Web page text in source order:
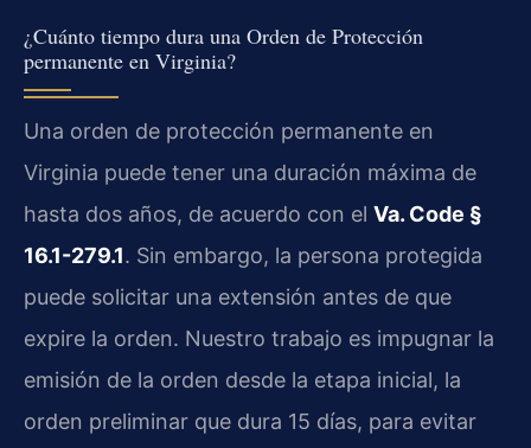
¿Cuánto tiempo dura una Orden de Protección
permanente en Virginia?
Una orden de protección permanente en
Virginia puede tener una duración máxima de
hasta dos años, de acuerdo con el Va. Code §
16.1-279.1. Sin embargo, la persona protegida
puede solicitar una extensión antes de que
expire la orden. Nuestro trabajo es impugnar la
emisión de la orden desde la etapa inicial, la
orden preliminar que dura 15 días, para evitar